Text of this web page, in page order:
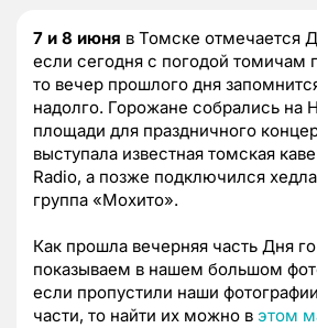
7 и 8 июня в Томске отмечается
если сегодня с погодой томичам
то вечер прошлого дня
надолго. Горожане собрались на
площади для праздничного
выступала известная томская
Radio, а позже подключился
группа «Мохито».
Как прошла вечерняя часть Дня
показываем в нашем большом
если пропустили наши
части, то найти их можно в этом